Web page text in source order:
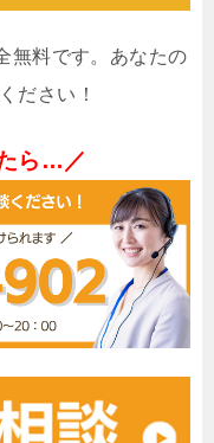
無料です。あなたの
ださい！
ら…／